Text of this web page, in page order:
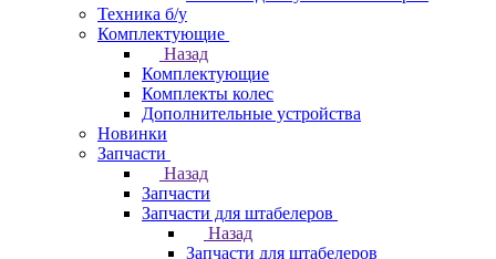
Техника б/у
Комплектующие
Назад
Комплектующие
Комплекты колес
Дополнительные устройства
Новинки
Запчасти
Назад
Запчасти
Запчасти для штабелеров
Назад
Запчасти для штабелеров